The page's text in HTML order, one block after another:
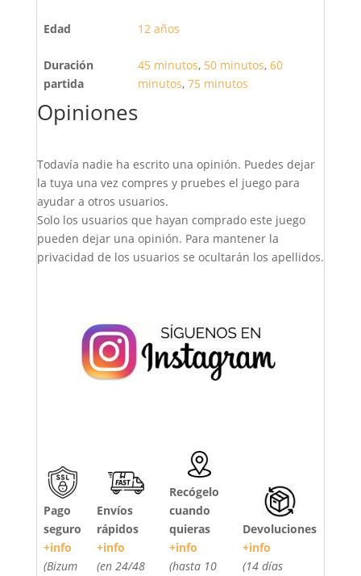
Edad 12 años
Duración
partida
45 minutos, 50 minutos, 60
minutos, 75 minutos
Opiniones
Todavía nadie ha escrito una opinión. Puedes dejar
la tuya una vez compres y pruebes el juego para
ayudar a otros usuarios.
Solo los usuarios que hayan comprado este juego
pueden dejar una opinión. Para mantener la
privacidad de los usuarios se ocultarán los apellidos.
Pago
seguro
+info
(Bizum
Envíos
rápidos
+info
(en 24/48
Recógelo
cuando
quieras
+info
(hasta 10
Devoluciones
+info
(14 días